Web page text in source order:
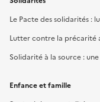
Le Pacte des solidarités :
Lutter contre la précarité
Solidarité à la source :
Enfance et famille